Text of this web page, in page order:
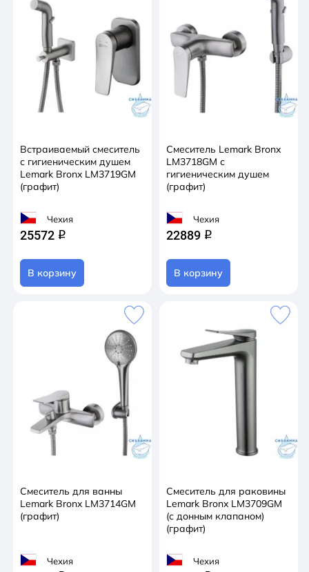
Встраиваемый смеситель
с гигиеническим душем
Lemark Bronx LM3719GM
(графит)
Чехия
25572 q
В корзину
Смеситель Lemark Bronx
LM3718GM с
гигиеническим душем
(графит)
Чехия
22889 q
В корзину
Смеситель для ванны
Lemark Bronx LM3714GM
(графит)
Чехия
Смеситель для раковины
Lemark Bronx LM3709GM
(с донным клапаном)
(графит)
Чехия